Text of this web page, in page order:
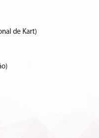
de Kart)